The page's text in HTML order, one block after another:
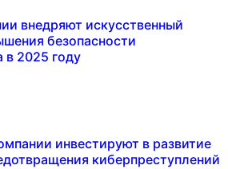
внедряют искусственный
безопасности
в 2025 году
инвестируют в развитие
киберпреступлений